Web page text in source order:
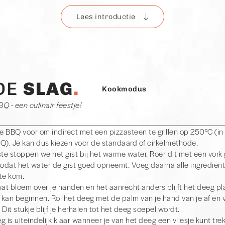
Lees introductie
maken
maken kan je er voor kiezen om pizzadeeg te kopen in de
alleen was ik niet tevreden over de smaak van de bodem. Dus
recept voor een pizzabodem. En dit willen wij graag met
Dan kan je gelijk door naar stap 2: opmaken van de pizza.
in een kegel BBQ?
niet boven de kolen. Wanneer je kolen onder de
(ja dat is een keer gebeurd) en dat willen we niet. Je kan er
leggen zoals we vaker doen of je legt ze in een cirkel om de
hebben voordelen en nadelen.
SLAG Kookmodus
- een culinair feestje!
BBQ voor om indirect met een pizzasteen te grillen op 250°C (in
Je kan dus kiezen voor de standaard of cirkelmethode.
stoppen we het gist bij het warme water. Roer dit met een
het water de gist goed opneemt. Voeg daarna alle
kom.
bloem over je handen en het aanrecht anders blijft het deeg
beginnen. Rol het deeg met de palm van je hand van je af en
stukje blijf je herhalen tot het deeg soepel wordt.
is uiteindelijk klaar wanneer je van het deeg een vliesje kunt